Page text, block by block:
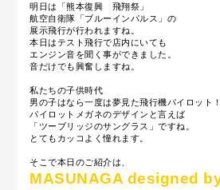
明日は「熊本復興 飛翔祭」
航空自衛隊「ブルーインパルス」の
展示飛行が行われますね。
本日はテスト飛行で店内にいても
エンジン音を聞く事ができました。
音だけでも興奮しますね。
私たちの子供時代
男の子はなら一度は夢見た飛行機パイロット！
パイロットメガネのデザインと言えば
「ツーブリッジのサングラス」ですね。
とてもカッコよく憧れます。
そこで本日のご紹介は、
MASUNAGA designed